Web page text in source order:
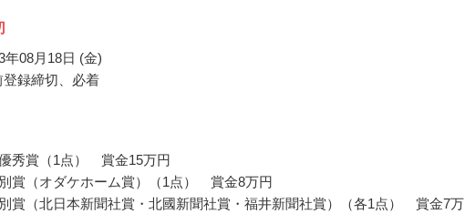
年08月18日 (金)
登録締切、必着
秀賞（1点） 賞金15万円
賞（オダケホーム賞）（1点） 賞金8万円
賞（北日本新聞社賞・北國新聞社賞・福井新聞社賞）（各1点） 賞金7万